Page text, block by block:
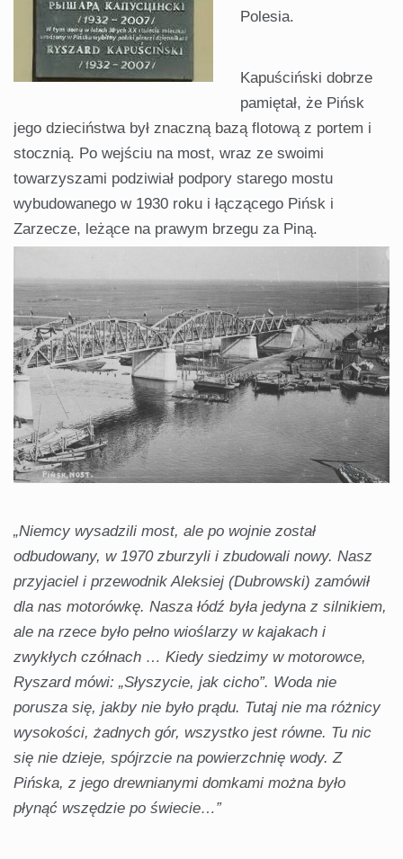
Polesia.
Kapuściński dobrze
pamiętał, że Pińsk
jego dzieciństwa był znaczną bazą flotową z portem i
stocznią. Po wejściu na most, wraz ze swoimi
towarzyszami podziwiał podpory starego mostu
wybudowanego w 1930 roku i łączącego Pińsk i
Zarzecze, leżące na prawym brzegu za Piną.
„Niemcy wysadzili most, ale po wojnie został
odbudowany, w 1970 zburzyli i zbudowali nowy. Nasz
przyjaciel i przewodnik Aleksiej (Dubrowski) zamówił
dla nas motorówkę. Nasza łódź była jedyna z silnikiem,
ale na rzece było pełno wioślarzy w kajakach i
zwykłych czółnach … Kiedy siedzimy w motorowce,
Ryszard mówi: „Słyszycie, jak cicho”. Woda nie
porusza się, jakby nie było prądu. Tutaj nie ma różnicy
wysokości, żadnych gór, wszystko jest równe. Tu nic
się nie dzieje, spójrzcie na powierzchnię wody. Z
Pińska, z jego drewnianymi domkami można było
płynąć wszędzie po świecie…”